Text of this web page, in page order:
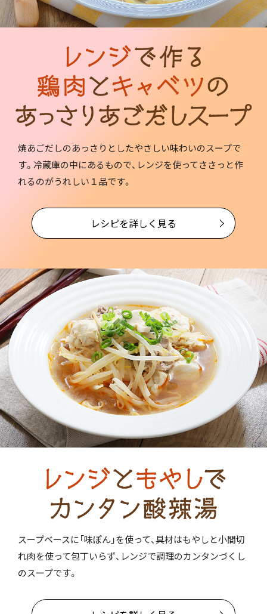
焼あごだしのあっさりとしたやさしい味わいのスープで
す。冷蔵庫の中にあるもので、レンジを使ってささっと作
れるのがうれしい１品です。
レシピを詳しく見る
スープベースに「味ぽん」を使って、具材はもやしと小間切
れ肉を使って包丁いらず、レンジで調理のカンタンづくし
のスープです。